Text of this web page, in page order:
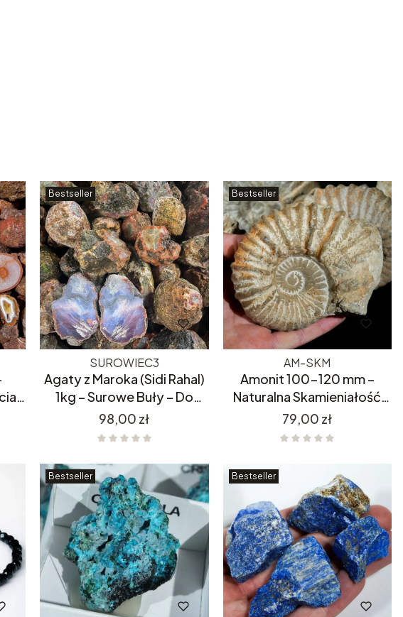
–
Bestseller
SUROWIEC3
Agaty z Maroka (Sidi Rahal)
1kg – Surowe Buły – Do
Cięcia i Szlifowania
Cena
98,00 zł
Bestseller
AM-SKM
Amonit 100-120 mm –
Naturalna Skamieniałość
180mln Lat – Skamielina,
Maroko
Cena
79,00 zł
Bestseller Bestseller